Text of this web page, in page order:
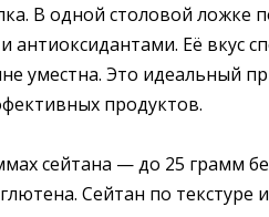
В одной столовой ложке
антиоксидантами. Её вкус
уместна. Это идеальный
продуктов.
сейтана — до 25 грамм
Сейтан по текстуре